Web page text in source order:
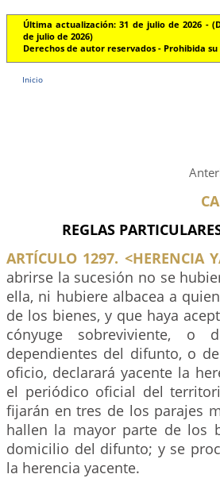
Última actualización: 31 de julio de 2026 -
de julio de 2026)
Derechos de autor reservados - Prohibida
Inicio
REGLAS
ARTÍCULO 1297. <HERENCIA
abrirse la sucesión no se
ella, ni hubiere albacea a
de los bienes, y que haya
cónyuge sobreviviente,
dependientes del difunto, o
oficio, declarará yacente la
el periódico oficial del
fijarán en tres de los parajes
hallen la mayor parte de los
domicilio del difunto; y se
la herencia yacente.